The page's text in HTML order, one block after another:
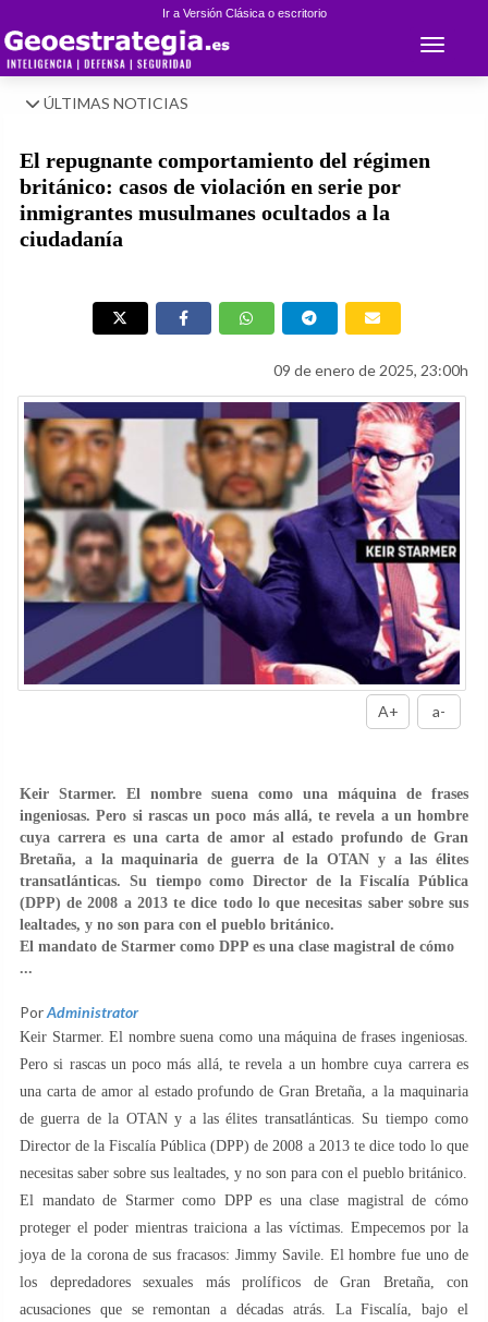
Ir a Versión Clásica o escritorio
Toggle
ÚLTIMAS NOTICIAS
El repugnante comportamiento del régimen
británico: casos de violación en serie por
inmigrantes musulmanes ocultados a la
ciudadanía
09 de enero de 2025, 23:00h
A+ a-
Keir Starmer. El nombre suena como una máquina de frases
ingeniosas. Pero si rascas un poco más allá, te revela a un hombre
cuya carrera es una carta de amor al estado profundo de Gran
Bretaña, a la maquinaria de guerra de la OTAN y a las élites
transatlánticas. Su tiempo como Director de la Fiscalía Pública
(DPP) de 2008 a 2013 te dice todo lo que necesitas saber sobre sus
lealtades, y no son para con el pueblo británico.
El mandato de Starmer como DPP es una clase magistral de cómo
...
PorAdministrator
Keir Starmer. El nombre suena como una máquina de frases ingeniosas.
Pero si rascas un poco más allá, te revela a un hombre cuya carrera es
una carta de amor al estado profundo de Gran Bretaña, a la maquinaria
de guerra de la OTAN y a las élites transatlánticas. Su tiempo como
Director de la Fiscalía Pública (DPP) de 2008 a 2013 te dice todo lo que
necesitas saber sobre sus lealtades, y no son para con el pueblo británico.
El mandato de Starmer como DPP es una clase magistral de cómo
proteger el poder mientras traiciona a las víctimas. Empecemos por la
joya de la corona de sus fracasos: Jimmy Savile. El hombre fue uno de
los depredadores sexuales más prolíficos de Gran Bretaña, con
acusaciones que se remontan a décadas atrás. La Fiscalía, bajo el